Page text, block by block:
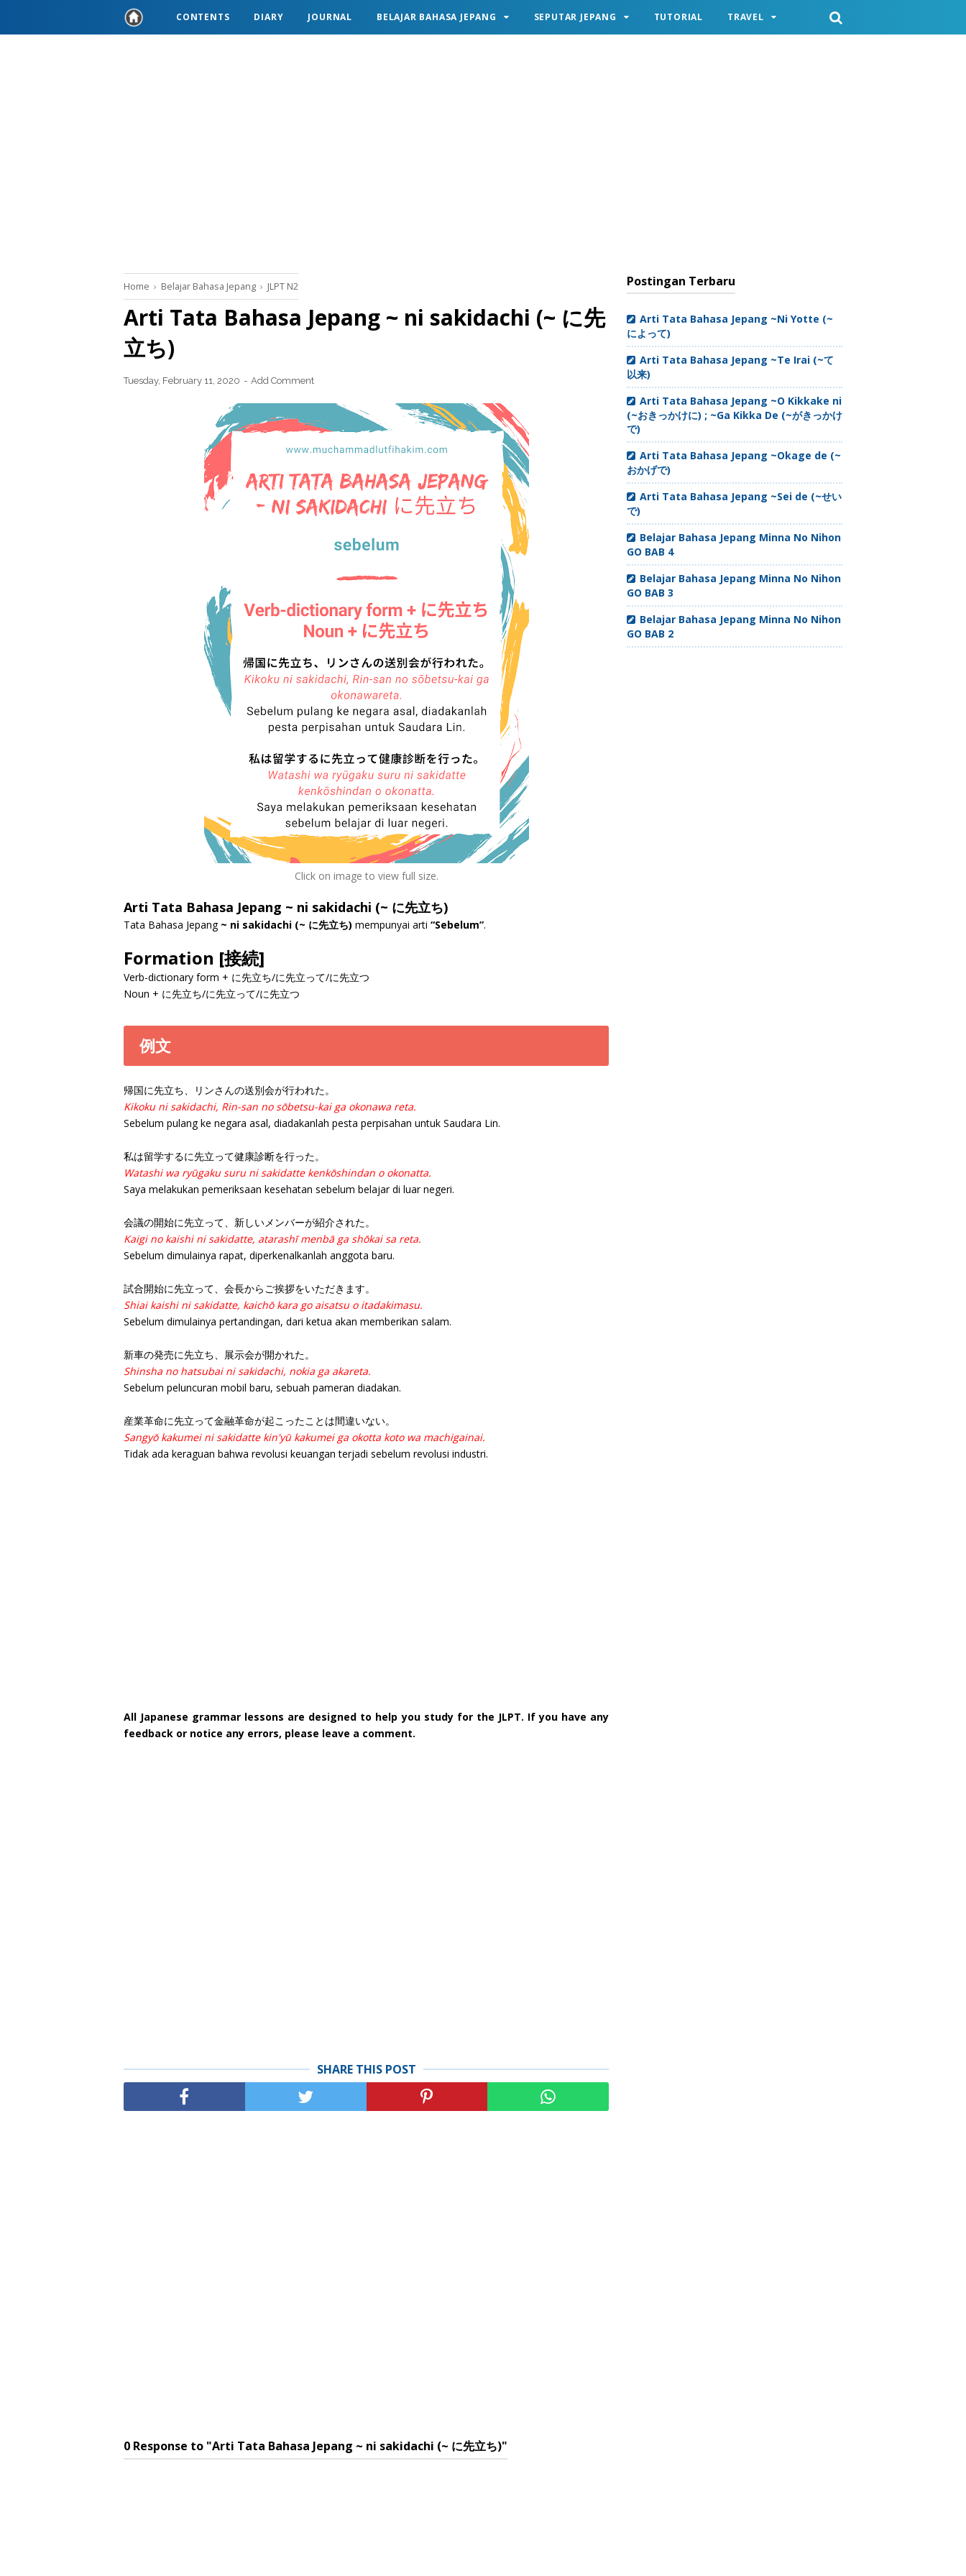
CONTENTS DIARY JOURNAL BELAJAR BAHASA JEPANG SEPUTAR JEPANG TUTORIAL TRAVEL
Home › Belajar Bahasa Jepang › JLPT N2
Arti Tata Bahasa Jepang ~ ni sakidachi (~ に先
立ち)
Tuesday, February 11, 2020 Add Comment
Click on image to view full size.
Arti Tata Bahasa Jepang ~ ni sakidachi (~ に先立ち)
Tata Bahasa Jepang ~ ni sakidachi (~ に先立ち) mempunyai arti “Sebelum”.
Formation [接続]
Verb-dictionary form + に先立ち/に先立って/に先立つ
Noun + に先立ち/に先立って/に先立つ
例文
帰国に先立ち、リンさんの送別会が行われた。
Kikoku ni sakidachi, Rin-san no sōbetsu-kai ga okonawa reta.
Sebelum pulang ke negara asal, diadakanlah pesta perpisahan untuk Saudara Lin.
私は留学するに先立って健康診断を行った。
Watashi wa ryūgaku suru ni sakidatte kenkōshindan o okonatta.
Saya melakukan pemeriksaan kesehatan sebelum belajar di luar negeri.
会議の開始に先立って、新しいメンバーが紹介された。
Kaigi no kaishi ni sakidatte, atarashī menbā ga shōkai sa reta.
Sebelum dimulainya rapat, diperkenalkanlah anggota baru.
試合開始に先立って、会長からご挨拶をいただきます。
Shiai kaishi ni sakidatte, kaichō kara go aisatsu o itadakimasu.
Sebelum dimulainya pertandingan, dari ketua akan memberikan salam.
新車の発売に先立ち、展示会が開かれた。
Shinsha no hatsubai ni sakidachi, nokia ga akareta.
Sebelum peluncuran mobil baru, sebuah pameran diadakan.
産業革命に先立って金融革命が起こったことは間違いない。
Sangyō kakumei ni sakidatte kin'yū kakumei ga okotta koto wa machigainai.
Tidak ada keraguan bahwa revolusi keuangan terjadi sebelum revolusi industri.
All Japanese grammar lessons are designed to help you study for the JLPT. If you have any
feedback or notice any errors, please leave a comment.
SHARE THIS POST
0 Response to "Arti Tata Bahasa Jepang ~ ni sakidachi (~ に先立ち)"
Postingan Terbaru
Arti Tata Bahasa Jepang ~Ni Yotte (~
によって)
Arti Tata Bahasa Jepang ~Te Irai (~て
以来)
Arti Tata Bahasa Jepang ~O Kikkake ni
(~おきっかけに) ; ~Ga Kikka De (~がきっかけ
で)
Arti Tata Bahasa Jepang ~Okage de (~
おかげで)
Arti Tata Bahasa Jepang ~Sei de (~せい
で)
Belajar Bahasa Jepang Minna No Nihon
GO BAB 4
Belajar Bahasa Jepang Minna No Nihon
GO BAB 3
Belajar Bahasa Jepang Minna No Nihon
GO BAB 2